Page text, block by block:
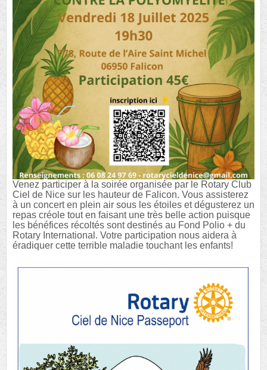
Venez participer à la soirée organisée par le Rotary Club
Ciel de Nice sur les hauteur de Falicon. Vous assisterez
à un concert en plein air sous les étoiles et dégusterez un
repas créole tout en faisant une très belle action puisque
les bénéfices récoltés sont destinés au Fond Polio + du
Rotary International. Votre participation nous aidera à
éradiquer cette terrible maladie touchant les enfants!